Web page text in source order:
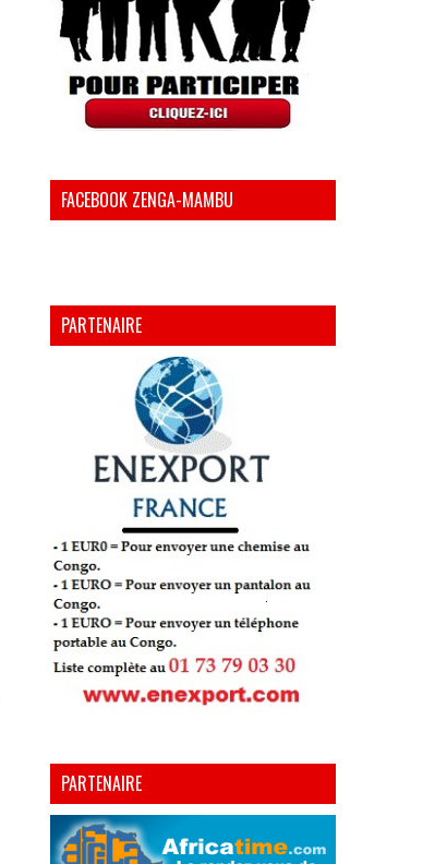
FACEBOOK ZENGA-MAMBU
PARTENAIRE
PARTENAIRE